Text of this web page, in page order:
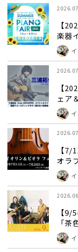
【
楽器
｜奈
【
ェア
イブ
オン
【7/
オラ
【9/
「